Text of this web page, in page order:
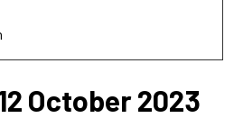
October 2023